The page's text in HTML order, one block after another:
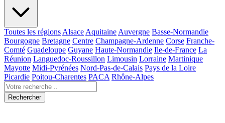
Toutes les régions Alsace Aquitaine Auvergne Basse-Normandie
Bourgogne Bretagne Centre Champagne-Ardenne Corse Franche-
Comté Guadeloupe Guyane Haute-Normandie Ile-de-France La
Réunion Languedoc-Roussillon Limousin Lorraine Martinique
Mayotte Midi-Pyrénées Nord-Pas-de-Calais Pays de la Loire
Picardie Poitou-Charentes PACA Rhône-Alpes
Rechercher